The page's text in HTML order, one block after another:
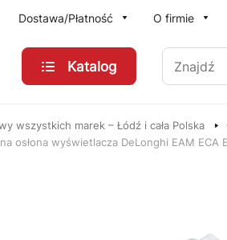
Dostawa/Płatność O firmie
Katalog
Znajdź
wszystkich marek – Łódź i cała Polska
osłona wyświetlacza DeLonghi EAM ECA